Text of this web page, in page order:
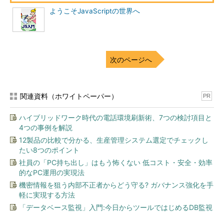
ようこそJavaScriptの世界へ
次のページへ
関連資料（ホワイトペーパー） PR
ハイブリッドワーク時代の電話環境刷新術、7つの検討項目と
4つの事例を解説
12製品の比較で分かる、生産管理システム選定でチェックし
たい8つのポイント
社員の「PC持ち出し」はもう怖くない 低コスト・安全・効率
的なPC運用の実現法
機密情報を狙う内部不正者からどう守る? ガバナンス強化を手
軽に実現する方法
「データベース監視」入門:今日からツールではじめるDB監視